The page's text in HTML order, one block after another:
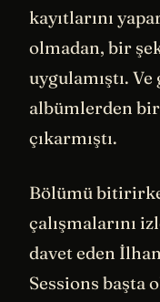
kayıtlarını
olmadan, bir
uygulamıştı.
albümlerden
çıkarmıştı.
Bölümü
çalışmalarını
davet eden
Sessions başta